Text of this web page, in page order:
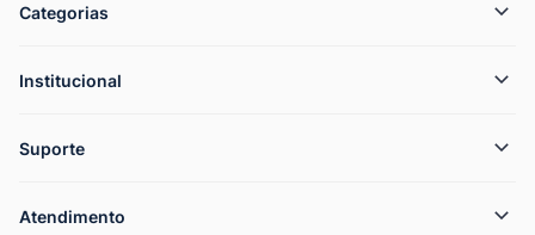
Categorias
Institucional
Suporte
Atendimento